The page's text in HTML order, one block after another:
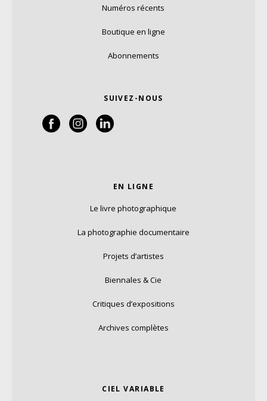
Numéros récents
Boutique en ligne
Abonnements
SUIVEZ-NOUS
EN LIGNE
Le livre photographique
La photographie documentaire
Projets d’artistes
Biennales & Cie
Critiques d’expositions
Archives complètes
CIEL VARIABLE